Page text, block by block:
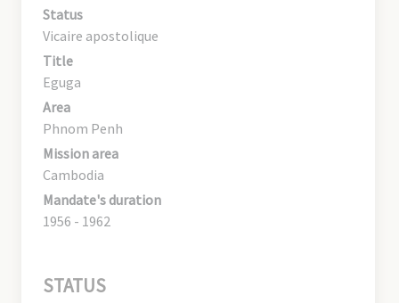
Status
Vicaire apostolique
Title
Eguga
Area
Phnom Penh
Mission area
Cambodia
Mandate's duration
1956 - 1962
STATUS